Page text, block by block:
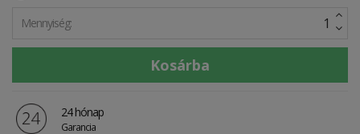
Mennyiség:
24 hónap
Garancia